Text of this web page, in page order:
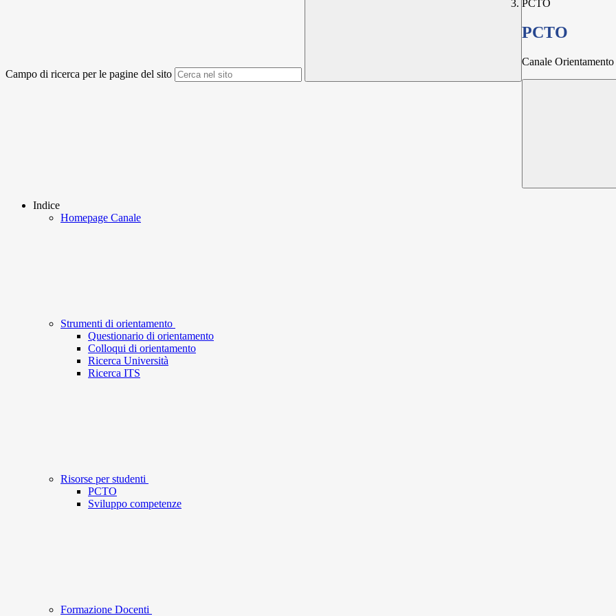
Campo di ricerca per le pagine del sito
PCTO
PCTO
Canale Orientamento
Indice
Homepage Canale
Strumenti di orientamento
Questionario di orientamento
Colloqui di orientamento
Ricerca Università
Ricerca ITS
Risorse per studenti
PCTO
Sviluppo competenze
Formazione Docenti